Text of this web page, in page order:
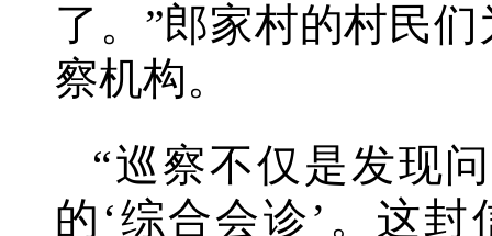
了。”郎家村的村民
察机构。
“巡察不仅是发现
的‘综合会诊’。这